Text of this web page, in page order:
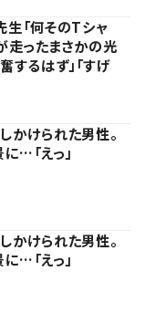
「何そのTシャ
走ったまさかの光
するはず」「すげ
けられた男性。
…「えっ」
けられた男性。
…「えっ」